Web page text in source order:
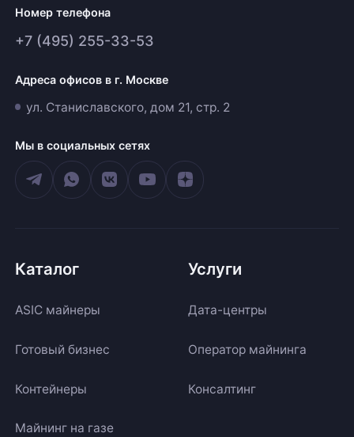
Номер телефона
+7 (495) 255-33-53
Адреса офисов в г. Москве
ул. Станиславского, дом 21, стр. 2
Мы в социальных сетях
Каталог
ASIC майнеры
Готовый бизнес
Контейнеры
Майнинг на газе
Услуги
Дата-центры
Оператор майнинга
Консалтинг